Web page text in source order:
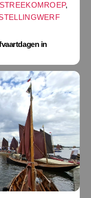
STREEKOMROEP,
in